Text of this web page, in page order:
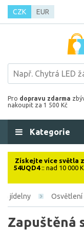
CZK EUR
Pro dopravu zdarma
nakoupit za 1 500 Kč
Kategorie
Získejte více světla
54UQD4:: nad 10 000
a jídelny Osvětlení
Zapuštěná